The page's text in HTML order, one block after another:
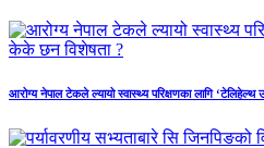
आरोग्य नेपाल टेकले ल्यायो स्वास्थ्य परिक्षणका लागि